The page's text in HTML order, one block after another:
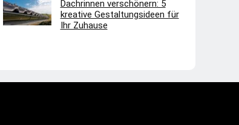
Dachrinnen verschönern: 5
kreative Gestaltungsideen für
Ihr Zuhause